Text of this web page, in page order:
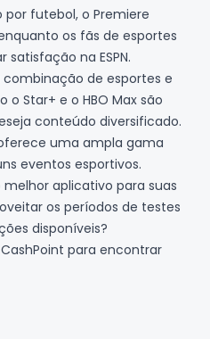
futebol, o Premiere
os fãs de esportes
na ESPN.
de esportes e
Star+ e o HBO Max são
conteúdo diversificado.
uma ampla gama
eventos esportivos.
aplicativo para suas
os períodos de testes
disponíveis?
para encontrar